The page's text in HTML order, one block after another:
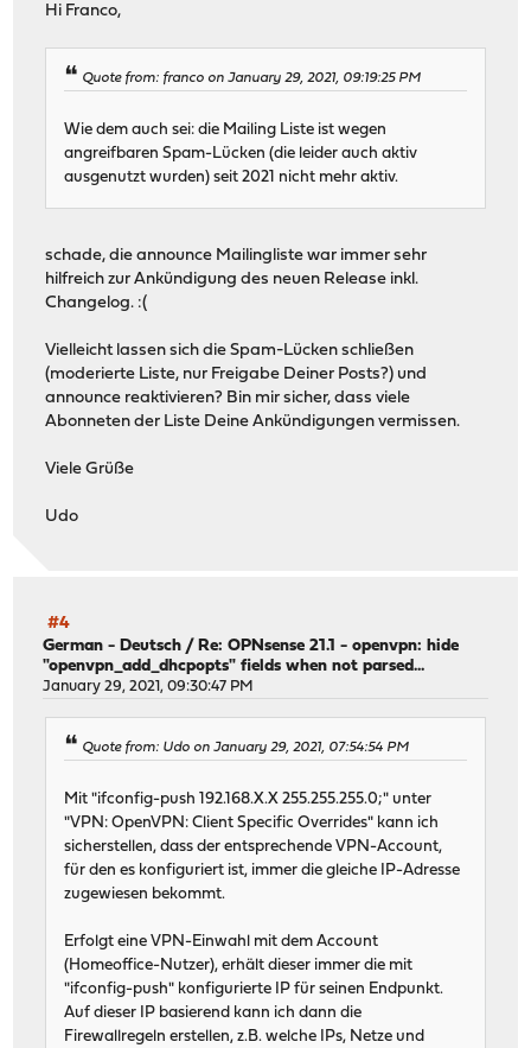
Hi Franco,
Quote from: franco on January 29, 2021, 09:19:25 PM
Wie dem auch sei: die Mailing Liste ist wegen
angreifbaren Spam-Lücken (die leider auch aktiv
ausgenutzt wurden) seit 2021 nicht mehr aktiv.
schade, die announce Mailingliste war immer sehr
hilfreich zur Ankündigung des neuen Release inkl.
Changelog. :(
Vielleicht lassen sich die Spam-Lücken schließen
(moderierte Liste, nur Freigabe Deiner Posts?) und
announce reaktivieren? Bin mir sicher, dass viele
Abonneten der Liste Deine Ankündigungen vermissen.
Viele Grüße
Udo
#4
German - Deutsch /Re: OPNsense 21.1 - openvpn: hide
"openvpn_add_dhcpopts" fields when not parsed...
January 29, 2021, 09:30:47 PM
Quote from: Udo on January 29, 2021, 07:54:54 PM
Mit "ifconfig-push 192.168.X.X 255.255.255.0;" unter
"VPN: OpenVPN: Client Specific Overrides" kann ich
sicherstellen, dass der entsprechende VPN-Account,
für den es konfiguriert ist, immer die gleiche IP-Adresse
zugewiesen bekommt.
Erfolgt eine VPN-Einwahl mit dem Account
(Homeoffice-Nutzer), erhält dieser immer die mit
"ifconfig-push" konfigurierte IP für seinen Endpunkt.
Auf dieser IP basierend kann ich dann die
Firewallregeln erstellen, z.B. welche IPs, Netze und